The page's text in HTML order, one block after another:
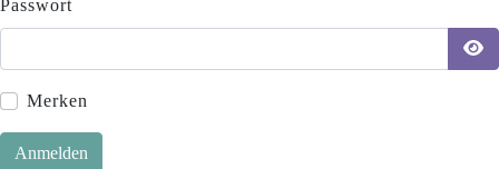
Passwort
Merken
Anmelden